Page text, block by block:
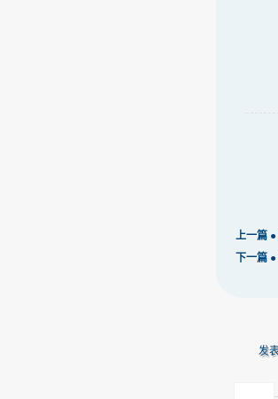
上一篇 ●
下一篇 ●
发